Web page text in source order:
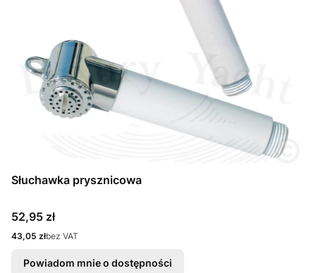
Słuchawka prysznicowa
Cena
52,95 zł
Cena
43,05 złbez VAT
Powiadom mnie o dostępności